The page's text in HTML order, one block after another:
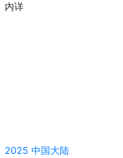
内详
2025 中国大陆